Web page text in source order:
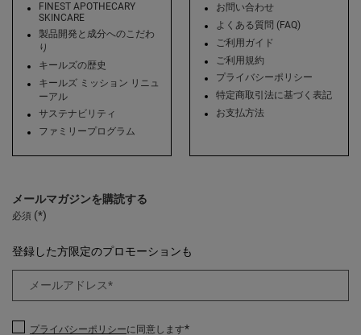
FINEST APOTHECARY
SKINCARE
製品開発と成分へのこだわ
り
キールズの歴史
キールズ ミッション リニュ
ーアル
サステナビリティ
ファミリープログラム
お問い合わせ
よくある質問 (FAQ)
ご利用ガイド
ご利用規約
プライバシーポリシー
特定商取引法に基づく表記
お支払方法
メールマガジンを購読する
必須 (*)
登録した方限定のプロモーションも
メールアドレス*
プライバシーポリシーに同意します*